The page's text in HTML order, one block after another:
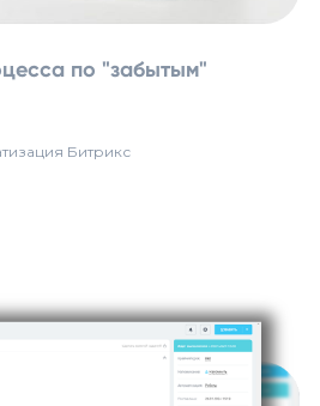
по "забытым"
Битрикс